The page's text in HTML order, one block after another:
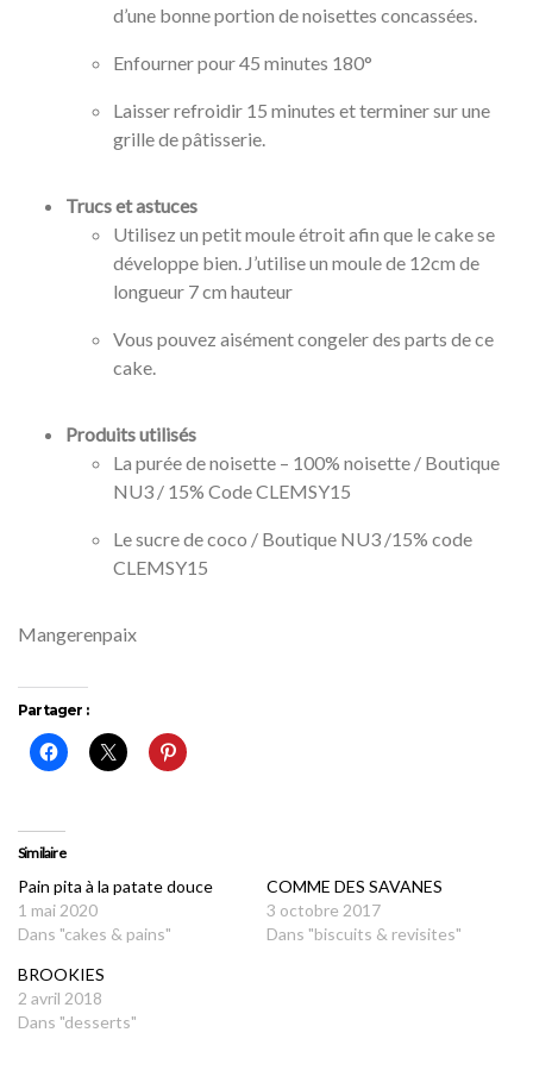
d’une bonne portion de noisettes concassées.
Enfourner pour 45 minutes 180°
Laisser refroidir 15 minutes et terminer sur une
grille de pâtisserie.
Trucs et astuces
Utilisez un petit moule étroit afin que le cake se
développe bien. J’utilise un moule de 12cm de
longueur 7 cm hauteur
Vous pouvez aisément congeler des parts de ce
cake.
Produits utilisés
La purée de noisette – 100% noisette / Boutique
NU3 / 15% Code CLEMSY15
Le sucre de coco / Boutique NU3 /15% code
CLEMSY15
Mangerenpaix
Partager :
Similaire
Pain pita à la patate douce
1 mai 2020
Dans "cakes & pains"
COMME DES SAVANES
3 octobre 2017
Dans "biscuits & revisites"
BROOKIES
2 avril 2018
Dans "desserts"